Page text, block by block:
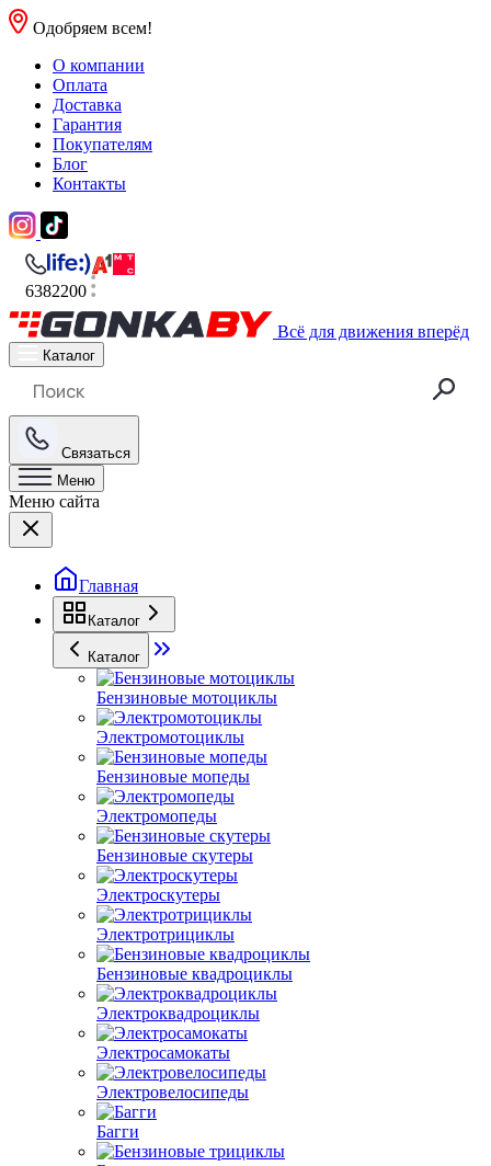
Одобряем всем!
О компании
Оплата
Доставка
Гарантия
Покупателям
Блог
Контакты
6382200
Всё для движения вперёд
Каталог
Связаться
Меню
Меню сайта
Главная
Каталог
Каталог
Бензиновые мотоциклы
Электромотоциклы
Бензиновые мопеды
Электромопеды
Бензиновые скутеры
Электроскутеры
Электротрициклы
Бензиновые квадроциклы
Электроквадроциклы
Электросамокаты
Электровелосипеды
Багги